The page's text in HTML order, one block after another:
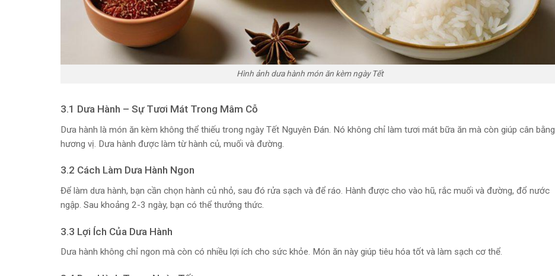
Hình ảnh dưa hành món ăn kèm ngày Tết
3.1 Dưa Hành – Sự Tươi Mát Trong Mâm Cỗ
Dưa hành là món ăn kèm không thể thiếu trong ngày Tết Nguyên Đán. Nó không chỉ làm tươi mát bữa ăn mà còn giúp cân bằng
hương vị. Dưa hành được làm từ hành củ, muối và đường.
3.2 Cách Làm Dưa Hành Ngon
Để làm dưa hành, bạn cần chọn hành củ nhỏ, sau đó rửa sạch và để ráo. Hành được cho vào hũ, rắc muối và đường, đổ nước
ngập. Sau khoảng 2-3 ngày, bạn có thể thưởng thức.
3.3 Lợi Ích Của Dưa Hành
Dưa hành không chỉ ngon mà còn có nhiều lợi ích cho sức khỏe. Món ăn này giúp tiêu hóa tốt và làm sạch cơ thể.